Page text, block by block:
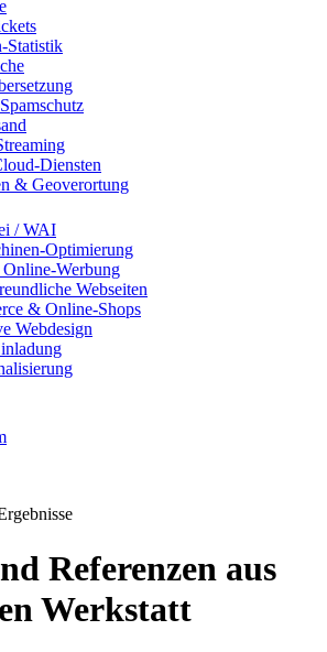
Statistik
Diensten
& Geoverortung
/ WAI
Optimierung
Werbung
Webseiten
& Online-Shops
Webdesign
Referenzen aus
Werkstatt